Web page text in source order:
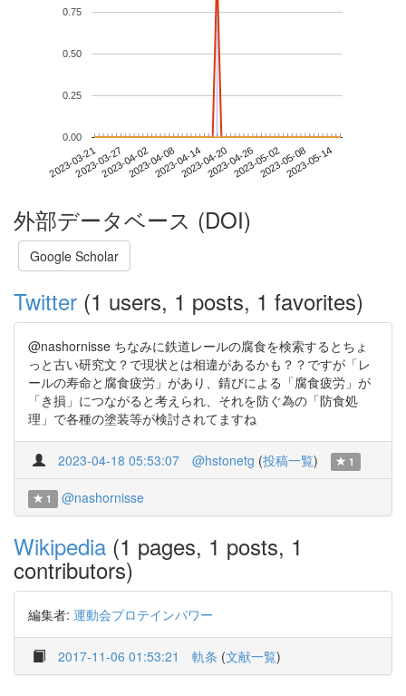
2023-03-212023-03-272023-04-022023-04-082023-04-142023-04-202023-04-262023-05-022023-05-082023-05-14
0.00
0.25
0.50
0.75
外部データベース (DOI)
Google Scholar
Twitter (1 users, 1 posts, 1 favorites)
@nashornisse ちなみに鉄道レールの腐食を検索するとちょ
っと古い研究文？で現状とは相違があるかも？？ですが「レ
ールの寿命と腐食疲労」があり、錆びによる「腐食疲労」が
「き損」につながると考えられ、それを防ぐ為の「防食処
理」で各種の塗装等が検討されてますね
2023-04-18 05:53:07 @hstonetg (投稿一覧) 1
1 @nashornisse
Wikipedia (1 pages, 1 posts, 1
contributors)
編集者: 運動会プロテインパワー
2017-11-06 01:53:21 軌条 (文献一覧)